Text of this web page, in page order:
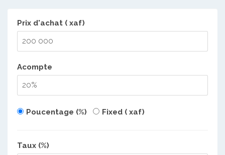
Prix d'achat ( xaf)
Acompte
Poucentage (%) Fixed ( xaf)
Taux (%)